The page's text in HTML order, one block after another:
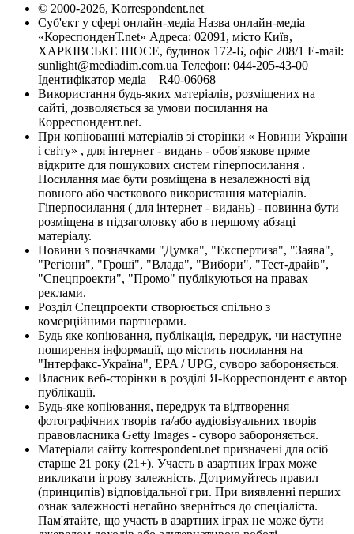
© 2000-2026, Korrespondent.net
Суб'єкт у сфері онлайн-медіа Назва онлайн-медіа –
«КореспонденТ.net» Адреса: 02091, місто Київ,
ХАРКІВСЬКЕ ШОСЕ, будинок 172-Б, офіс 208/1 E-mail:
sunlight@mediadim.com.ua Телефон: 044-205-43-00
Ідентифікатор медіа – R40-06068
Використання будь-яких матеріалів, розміщених на
сайті, дозволяється за умови посилання на
Корреспондент.net.
При копіюванні матеріалів зі сторінки « Новини України
і світу» , для інтернет - видань - обов'язкове пряме
відкрите для пошукових систем гіперпосилання .
Посилання має бути розміщена в незалежності від
повного або часткового використання матеріалів.
Гіперпосилання ( для інтернет - видань) - повинна бути
розміщена в підзаголовку або в першому абзаці
матеріалу.
Новини з позначками "Думка", "Експертиза", "Заява",
"Регіони", "Гроші", "Влада", "Вибори", "Тест-драйв",
"Спецпроекти", "Промо" публікуються на правах
реклами.
Розділ Спецпроекти створюється спільно з
комерційними партнерами.
Будь яке копіювання, публікація, передрук, чи наступне
поширення інформації, що містить посилання на
"Інтерфакс-Україна", EPA / UPG, суворо забороняється.
Власник веб-сторінки в розділі Я-Корреспондент є автор
публікації.
Будь-яке копіювання, передрук та відтворення
фотографічних творів та/або аудіовізуальних творів
правовласника Getty Images - суворо забороняється.
Матеріали сайту korrespondent.net призначені для осіб
старше 21 року (21+). Участь в азартних іграх може
викликати ігрову залежність. Дотримуйтесь правил
(принципів) відповідальної гри. При виявленні перших
ознак залежності негайно зверніться до спеціаліста.
Пам'ятайте, що участь в азартних іграх не може бути